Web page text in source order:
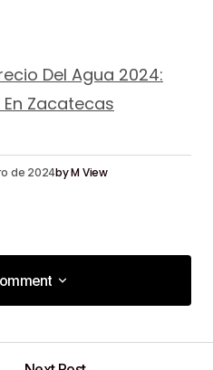
Del Agua 2024:
Zacatecas
de 2024byM View